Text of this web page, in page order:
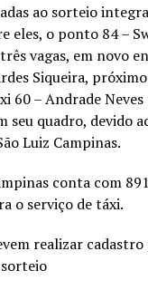
ao sorteio
eles, o ponto 84 –
vagas, em novo
Siqueira,
60 – Andrade
seu quadro, devido
Luiz Campinas.
conta com
o serviço de táxi.
realizar cadastro